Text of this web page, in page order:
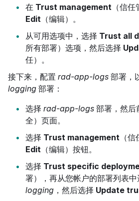
在 Trust management （信
Edit （编辑）。
从可用选项中，选择 Trust all
所有部署）选项，然后选择
任）。
接下来，配置 rad-app-logs 部署，
logging 部署：
选择 rad-app-logs 部署，然后
全）页面。
选择 Trust management （
Edit （编辑）按钮。
选择 Trust specific
署），再从您帐户的部署列表中
logging ，然后选择 Update